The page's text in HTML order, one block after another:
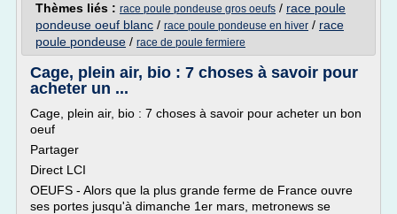
Thèmes liés : race poule pondeuse gros oeufs / race poule
pondeuse oeuf blanc / race poule pondeuse en hiver / race
poule pondeuse / race de poule fermiere
Cage, plein air, bio : 7 choses à savoir pour
acheter un ...
Cage, plein air, bio : 7 choses à savoir pour acheter un bon
oeuf
Partager
Direct LCI
OEUFS - Alors que la plus grande ferme de France ouvre
ses portes jusqu'à dimanche 1er mars, metronews se